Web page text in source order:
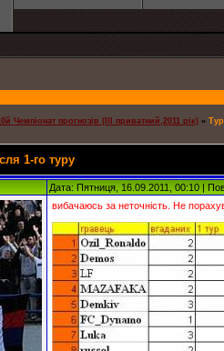
Чемпіонат прогнозів (ІІІ приватний,2011 рік) »
1-го туру
Дата: Пятниця, 16.09.2011, 00:10 |
вибачаюсь за неточність. Не